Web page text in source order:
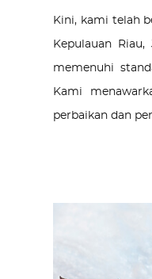
Kini, kami telah
Kepulauan
memenuhi
Kami
perbaikan dan